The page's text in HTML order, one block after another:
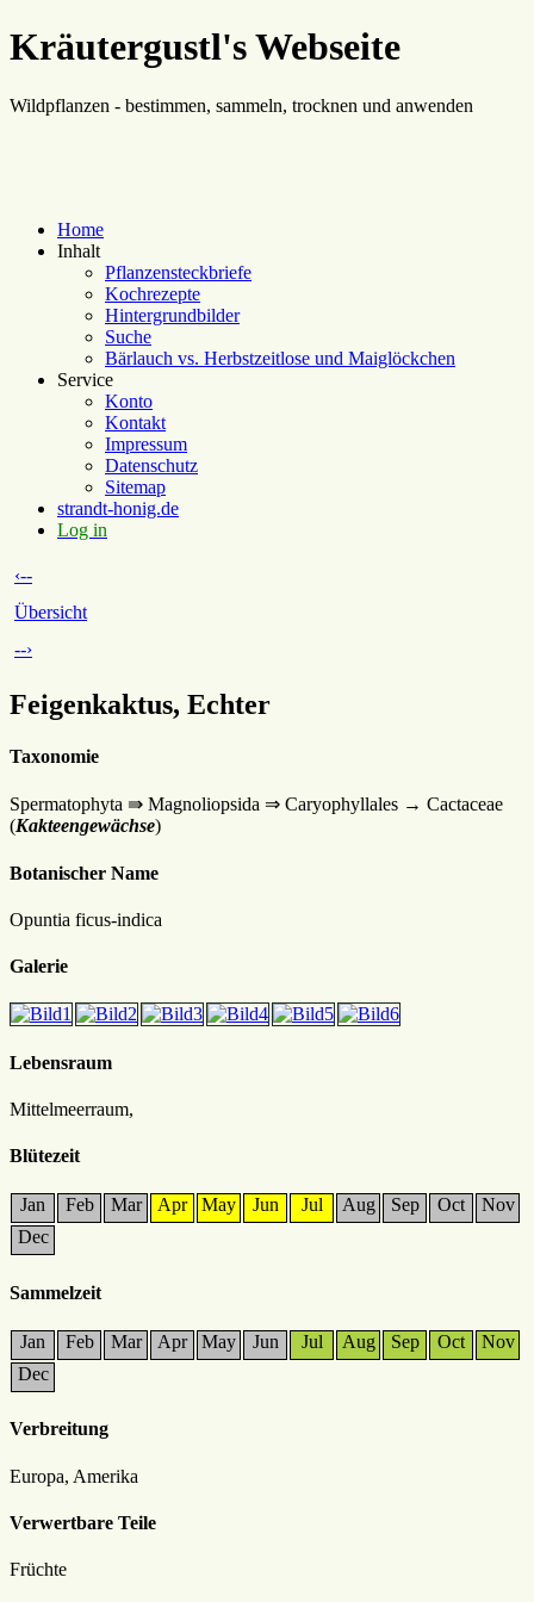
Kräutergustl's Webseite
Wildpflanzen - bestimmen, sammeln, trocknen und anwenden
Home
Inhalt
Pflanzensteckbriefe
Kochrezepte
Hintergrundbilder
Suche
Bärlauch vs. Herbstzeitlose und Maiglöckchen
Service
Konto
Kontakt
Impressum
Datenschutz
Sitemap
strandt-honig.de
Log in
‹--
Übersicht
--›
Feigenkaktus, Echter
Taxonomie
Spermatophyta ⇛ Magnoliopsida ⇒ Caryophyllales → Cactaceae
(Kakteengewächse)
Botanischer Name
Opuntia ficus-indica
Galerie
Lebensraum
Mittelmeerraum,
Blütezeit
Jan Feb Mar Apr May Jun Jul Aug Sep Oct
Nov
Dec
Sammelzeit
Jan Feb Mar Apr May Jun Jul Aug Sep Oct
Nov
Dec
Verbreitung
Europa, Amerika
Verwertbare Teile
Früchte